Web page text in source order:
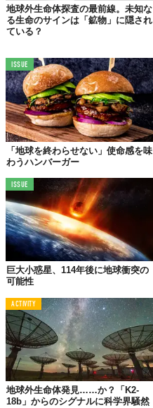
地球外生命体探査の最前線。未知な
る生命のサインは「鉱物」に隠され
ている？
ISSUE
「地球を終わらせない」使命感を味
わうハンバーガー
ISSUE
巨大小惑星、114年後に地球衝突の
可能性
ACTIVITY
地球外生命体発見……か？「K2-
18b」からのシグナルに科学界騒然